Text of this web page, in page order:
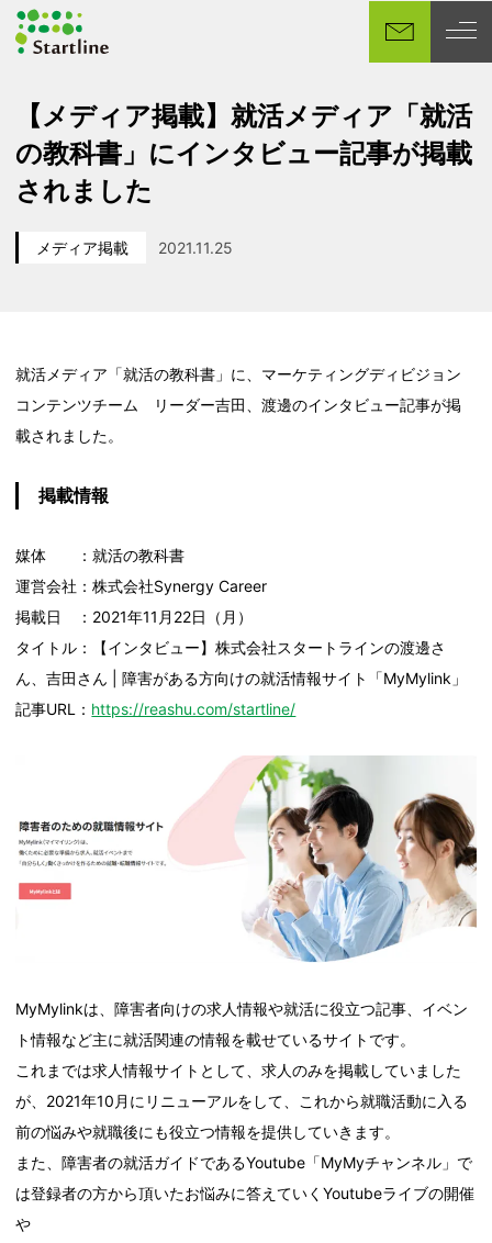
イ
へ
移
【メディア掲載】就活メディア「就活
の教科書」にインタビュー記事が掲載
されました
カテゴリー
メディア掲載
投稿日
2021.11.25
就活メディア「就活の教科書」に、マーケティングディビジョン
コンテンツチーム リーダー吉田、渡邊のインタビュー記事が掲
載されました。
掲載情報
媒体 ：就活の教科書
運営会社：株式会社Synergy Career
掲載日 ：2021年11月22日（月）
タイトル：【インタビュー】株式会社スタートラインの渡邊さ
ん、吉田さん | 障害がある方向けの就活情報サイト「MyMylink」
記事URL： https://reashu.com/startline/
MyMylinkは、障害者向けの求人情報や就活に役立つ記事、イベン
ト情報など主に就活関連の情報を載せているサイトです。
これまでは求人情報サイトとして、求人のみを掲載していました
が、2021年10月にリニューアルをして、これから就職活動に入る
前の悩みや就職後にも役立つ情報を提供していきます。
また、障害者の就活ガイドであるYoutube「MyMyチャンネル」で
は登録者の方から頂いたお悩みに答えていくYoutubeライブの開催
や